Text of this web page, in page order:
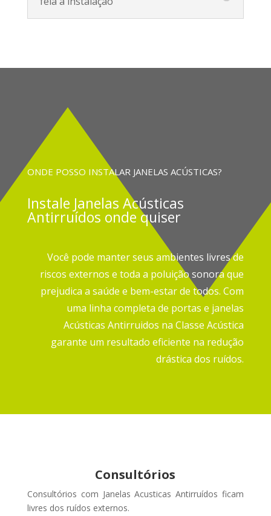
ONDE POSSO INSTALAR JANELAS ACÚSTICAS?
Instale Janelas Acústicas
Antirruídos onde quiser
Você pode manter seus ambientes livres de
riscos externos e toda a poluição sonora que
prejudica a saúde e bem-estar de todos.Com
uma linha completa de portas e janelas
Acústicas Antirruidos na Classe Acústica
garante um resultado eficiente na redução
drástica dos ruídos.
Consultórios
Consultórios com Janelas Acusticas Antirruídos ficam
livres dos ruídos externos.